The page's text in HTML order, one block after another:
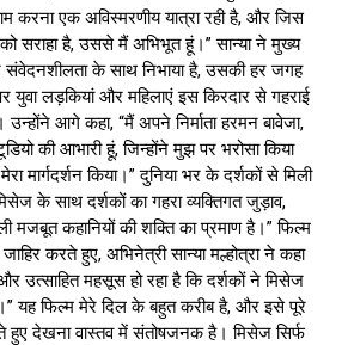
करना एक अविस्मरणीय यात्रा रही है, और जिस
सराहा है, उससे मैं अभिभूत हूं।” सान्या ने मुख्य
के साथ निभाया है, उसकी हर जगह
युवा लड़कियां और महिलाएं इस किरदार से गहराई
आगे कहा, “मैं अपने निर्माता हरमन बावेजा,
की आभारी हूं, जिन्होंने मुझ पर भरोसा किया
मार्गदर्शन किया।” दुनिया भर के दर्शकों से मिली
के साथ दर्शकों का गहरा व्यक्तिगत जुड़ाव,
मजबूत कहानियों की शक्ति का प्रमाण है।” फिल्म
करते हुए, अभिनेत्री सान्या मल्होत्रा ने कहा
उत्साहित महसूस हो रहा है कि दर्शकों ने मिसेज
यह फिल्म मेरे दिल के बहुत करीब है, और इसे पूरे
हुए देखना वास्तव में संतोषजनक है। मिसेज सिर्फ